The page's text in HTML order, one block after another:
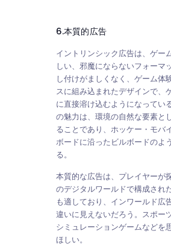
6.本質的広告
イントリンシック広告は、ゲー
しい、邪魔にならないフォーマ
し付けがましくなく、ゲーム体
スに組み込まれたデザインで、
に直接溶け込むようになってい
の魅力は、環境の自然な要素と
ることであり、ホッケー・モバ
ボードに沿ったビルボードのよ
る。
本質的な広告は、プレイヤーが
のデジタルワールドで構成され
も適しており、インワールド広
違いに見えないだろう。スポー
シミュレーションゲームなどを
ほしい。